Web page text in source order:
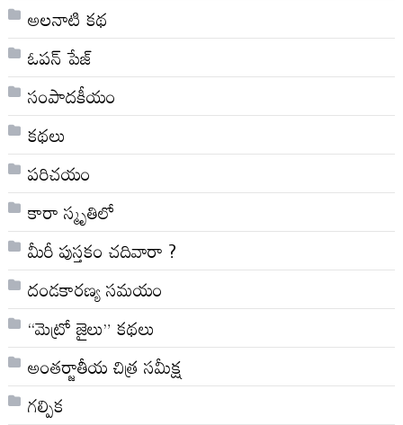
అల‌నాటి క‌థ‌
ఓపన్ పేజ్
సంపాదకీయం
కథలు
పరిచయం
కారా స్మృతిలో
మీరీ పుస్తకం చదివారా ?
దండకారణ్య సమయం
“మెట్రో జైలు” కథలు
అంతర్జాతీయ చిత్ర సమీక్ష
గల్పిక